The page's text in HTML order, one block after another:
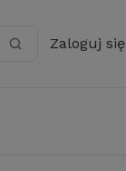
Zaloguj się